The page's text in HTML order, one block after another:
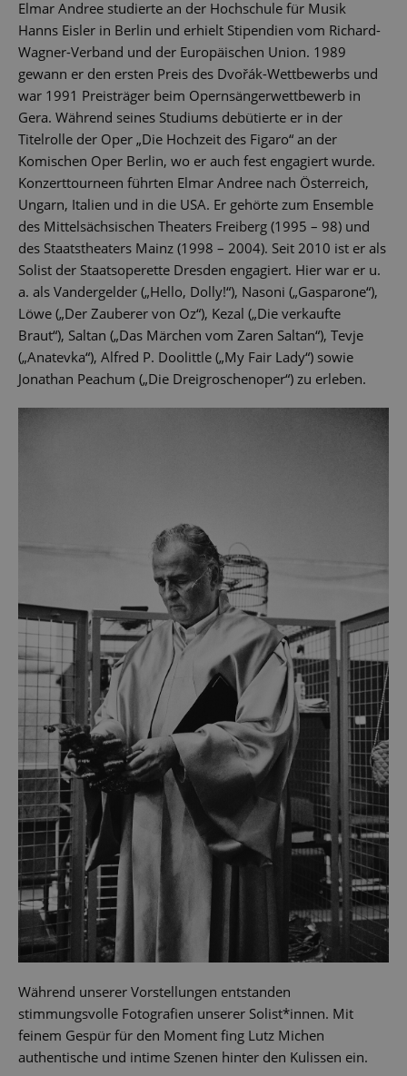
Elmar Andree studierte an der Hochschule für Musik
Hanns Eisler in Berlin und erhielt Stipendien vom Richard-
Wagner-Verband und der Europäischen Union. 1989
gewann er den ersten Preis des Dvořák-Wettbewerbs und
war 1991 Preisträger beim Opernsängerwettbewerb in
Gera. Während seines Studiums debütierte er in der
Titelrolle der Oper „Die Hochzeit des Figaro“ an der
Komischen Oper Berlin, wo er auch fest engagiert wurde.
Konzerttourneen führten Elmar Andree nach Österreich,
Ungarn, Italien und in die USA. Er gehörte zum Ensemble
des Mittelsächsischen Theaters Freiberg (1995 – 98) und
des Staatstheaters Mainz (1998 – 2004). Seit 2010 ist er als
Solist der Staatsoperette Dresden engagiert. Hier war er u.
a. als Vandergelder („Hello, Dolly!“), Nasoni („Gasparone“),
Löwe („Der Zauberer von Oz“), Kezal („Die verkaufte
Braut“), Saltan („Das Märchen vom Zaren Saltan“), Tevje
(„Anatevka“), Alfred P. Doolittle („My Fair Lady“) sowie
Jonathan Peachum („Die Dreigroschenoper“) zu erleben.
Während unserer Vorstellungen entstanden
stimmungsvolle Fotografien unserer Solist*innen. Mit
feinem Gespür für den Moment fing Lutz Michen
authentische und intime Szenen hinter den Kulissen ein.